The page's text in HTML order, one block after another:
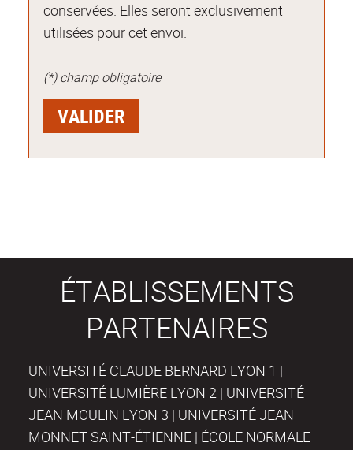
conservées. Elles seront exclusivement
utilisées pour cet envoi.
(*) champ obligatoire
ÉTABLISSEMENTS
PARTENAIRES
UNIVERSITÉ CLAUDE BERNARD LYON 1 |
UNIVERSITÉ LUMIÈRE LYON 2 | UNIVERSITÉ
JEAN MOULIN LYON 3 | UNIVERSITÉ JEAN
MONNET SAINT-ÉTIENNE | ÉCOLE NORMALE